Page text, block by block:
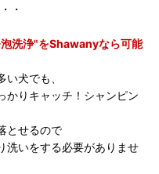
・
洗浄"をShawanyなら可能
犬でも、
かりキャッチ！シャンピン
とせるので
洗いをする必要がありませ